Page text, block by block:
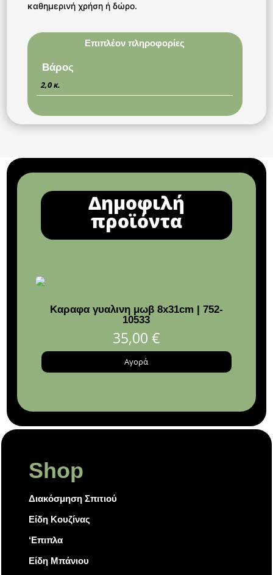
καθημερινή χρήση ή δώρο.
Επιπλέον πληροφορίες
Βάρος
2,0 κ.
Δημοφιλή
προϊόντα
Καραφα γυαλινη μωβ 8x31cm | 752-
10533
35,00 €
Αγορά
Shop
Διακόσμηση Σπιτιού
Είδη Κουζίνας
‘Επιπλα
Είδη Μπάνιου